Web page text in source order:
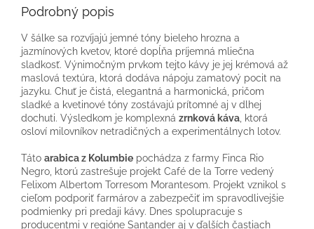
Podrobný popis
V šálke sa rozvíjajú jemné tóny bieleho hrozna a
jazmínových kvetov, ktoré dopĺňa príjemná mliečna
sladkosť. Výnimočným prvkom tejto kávy je jej krémová až
maslová textúra, ktorá dodáva nápoju zamatový pocit na
jazyku. Chuť je čistá, elegantná a harmonická, pričom
sladké a kvetinové tóny zostávajú prítomné aj v dlhej
dochuti. Výsledkom je komplexná zrnková káva , ktorá
osloví milovníkov netradičných a experimentálnych lotov.
Táto arabica z Kolumbie pochádza z farmy Finca Rio
Negro, ktorú zastrešuje projekt Café de la Torre vedený
Felixom Albertom Torresom Morantesom. Projekt vznikol s
cieľom podporiť farmárov a zabezpečiť im spravodlivejšie
podmienky pri predaji kávy. Dnes spolupracuje s
producentmi v regióne Santander aj v ďalších častiach